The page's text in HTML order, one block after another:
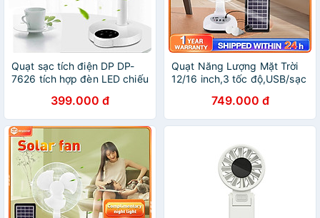
Quạt sạc tích điện DP DP-
7626 tích hợp đèn LED chiếu
mạnh với nút bấm cảm ứng
HÀNG CHÍNH HÃNG
399.000 đ
Quạt Năng Lượng Mặt Trời
12/16 inch,3 tốc độ,USB/sạc
HÀNG CHÍNH HÃNG, BẢO
HÀNH 12 THÁNG
749.000 đ